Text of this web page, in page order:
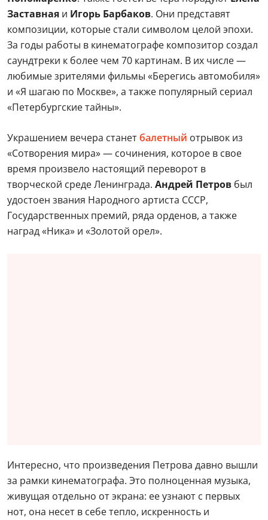
Заставная и Игорь Барбаков. Они представят
композиции, которые стали символом целой эпохи.
За годы работы в кинематографе композитор создал
саундтреки к более чем 70 картинам. В их числе —
любимые зрителями фильмы «Берегись автомобиля»
и «Я шагаю по Москве», а также популярный сериал
«Петербургские тайны».
Украшением вечера станетбалетный отрывок из
«Сотворения мира» — сочинения, которое в свое
время произвело настоящий переворот в
творческой среде Ленинграда. Андрей Петров был
удостоен звания Народного артиста СССР,
Государственных премий, ряда орденов, а также
наград «Ника» и «Золотой орел».
Интересно, что произведения Петрова давно вышли
за рамки кинематографа. Это полноценная музыка,
живущая отдельно от экрана: ее узнают с первых
нот, она несет в себе тепло, искренность и